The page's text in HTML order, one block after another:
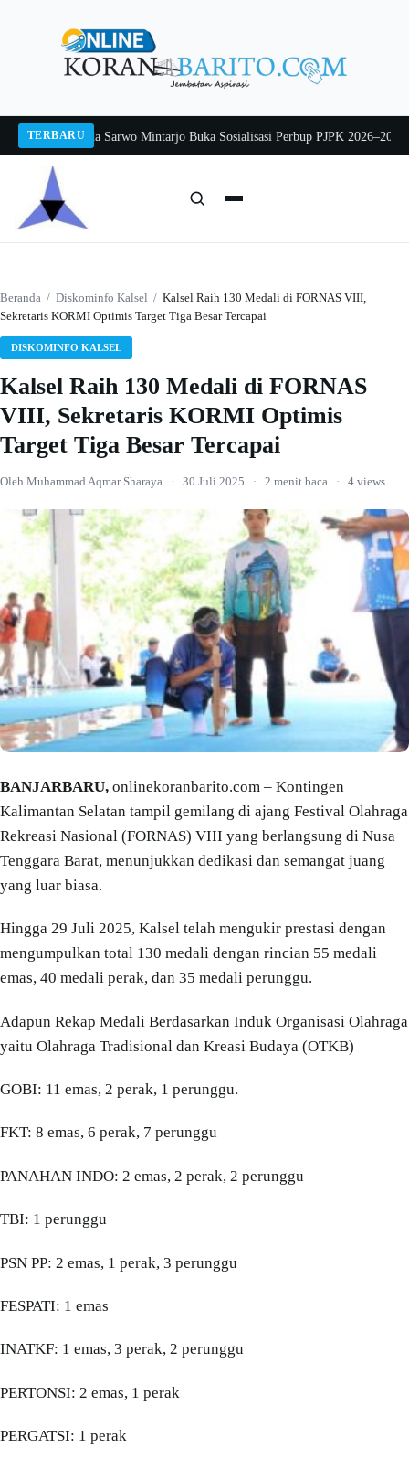
TERBARU
Pj Sekda Sarwo Mintarjo Buka Sosialisasi Perbup PJPK 2026–2030
Beranda / Diskominfo Kalsel / Kalsel Raih 130 Medali di FORNAS VIII,
Sekretaris KORMI Optimis Target Tiga Besar Tercapai
DISKOMINFO KALSEL
Kalsel Raih 130 Medali di FORNAS
VIII, Sekretaris KORMI Optimis
Target Tiga Besar Tercapai
Oleh Muhammad Aqmar Sharaya · 30 Juli 2025 · 2 menit baca · 4 views
BANJARBARU, onlinekoranbarito.com – Kontingen
Kalimantan Selatan tampil gemilang di ajang Festival Olahraga
Rekreasi Nasional (FORNAS) VIII yang berlangsung di Nusa
Tenggara Barat, menunjukkan dedikasi dan semangat juang
yang luar biasa.
Hingga 29 Juli 2025, Kalsel telah mengukir prestasi dengan
mengumpulkan total 130 medali dengan rincian 55 medali
emas, 40 medali perak, dan 35 medali perunggu.
Adapun Rekap Medali Berdasarkan Induk Organisasi Olahraga
yaitu Olahraga Tradisional dan Kreasi Budaya (OTKB)
GOBI: 11 emas, 2 perak, 1 perunggu.
FKT: 8 emas, 6 perak, 7 perunggu
PANAHAN INDO: 2 emas, 2 perak, 2 perunggu
TBI: 1 perunggu
PSN PP: 2 emas, 1 perak, 3 perunggu
FESPATI: 1 emas
INATKF: 1 emas, 3 perak, 2 perunggu
PERTONSI: 2 emas, 1 perak
PERGATSI: 1 perak